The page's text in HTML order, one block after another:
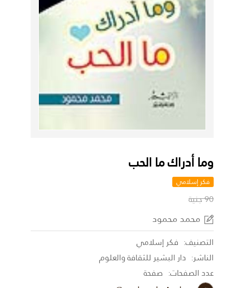
وما أدراك ما الحب
فكر إسلامي
90 جنية
محمد محمود
التصنيف: فكر إسلامي
الناشر: دار البشير للثقافة والعلوم
عدد الصفحات: صفحة